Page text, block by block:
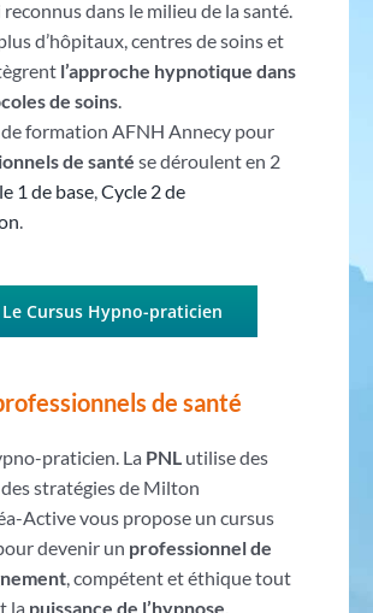
dans le milieu de la santé.
d’hôpitaux, centres de soins et
l’approche hypnotique dans
de soins.
formation AFNH Annecy pour
de santé se déroulent en 2
1 de base,Cycle 2 de
.
Le Cursus Hypno-praticien
de santé
praticien. La PNLutilise des
stratégies de Milton
Active vous propose un cursus
devenir un professionnel de
, compétent et éthique tout
la puissance de l’hypnose.